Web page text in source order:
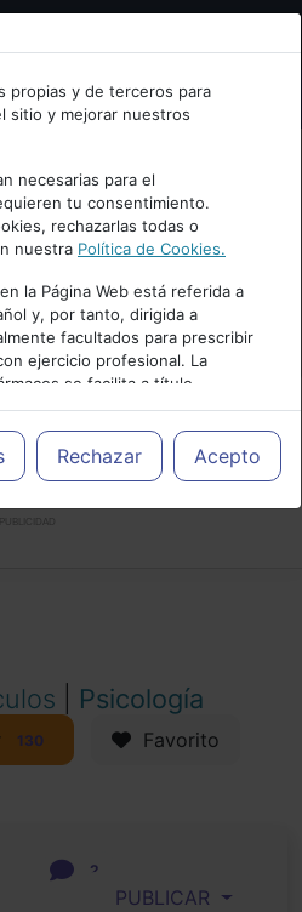
email.
Cancelar
propias y de terceros para
sitio y mejorar nuestros
necesarias para el
tu consentimiento.
rechazarlas todas o
nuestra Política de Cookies.
la Página Web está referida a
y, por tanto, dirigida a
facultados para prescribir
ejercicio profesional. La
se facilita a título
responsabilidad de los
medicamentos y decidir, en
más adecuado a las
Rechazar Acepto
Psicología
130 Favorito
2
PUBLICAR